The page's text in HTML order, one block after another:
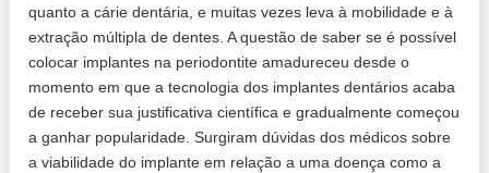
quanto a cárie dentária, e muitas vezes leva à mobilidade e à
extração múltipla de dentes. A questão de saber se é possível
colocar implantes na periodontite amadureceu desde o
momento em que a tecnologia dos implantes dentários acaba
de receber sua justificativa científica e gradualmente começou
a ganhar popularidade. Surgiram dúvidas dos médicos sobre
a viabilidade do implante em relação a uma doença como a